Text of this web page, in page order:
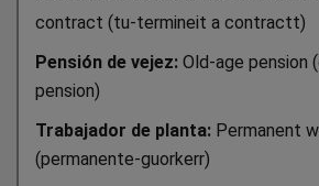
contract (tu-termineit a contractt)
Pensión de vejez: Old-age pension
pension)
Trabajador de planta: Permanent
(permanente-guorkerr)